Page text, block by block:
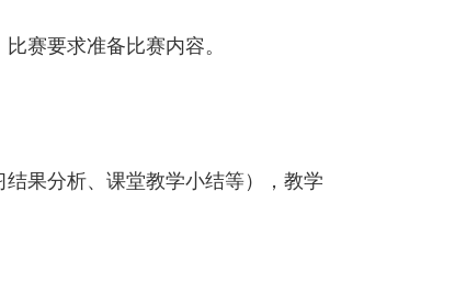
赛要求准备比赛内容。
果分析、课堂教学小结等），教学